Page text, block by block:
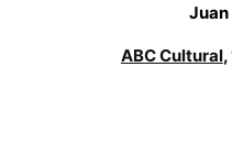
ABC Cultural,